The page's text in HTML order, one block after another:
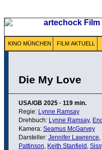
KINO MÜNCHEN FILM AKTUELL
Die My Love
USA/GB 2025 · 119 min.
Regie: Lynne Ramsay
Drehbuch: Lynne Ramsay,
Kamera: Seamus McGarvey
Darsteller: Jennifer Lawrence,
Pattinson, Keith Stanfield ,